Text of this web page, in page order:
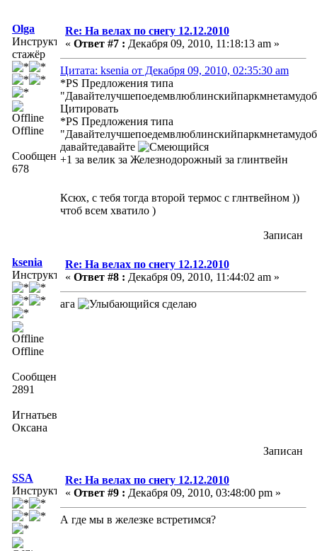
Olga
Инструктор-
стажёр
Offline
Сообщений:
678
Re: На велах по снегу 12.12.2010
« Ответ #7 : Декабря 09, 2010, 11:18:13 am »
Цитата: ksenia от Декабря 09, 2010, 02:35:30 am
*PS Предложения типа
Цитировать
*PS Предложения типа
давайтедавайте
+1 за велик за Железнодорожный за глинтвейн
Ксюх, с тебя тогда второй термос с глнтвейном ))
чтоб всем хватило )
Записан
ksenia
Инструктор
Offline
Сообщений:
2891
Игнатьева
Оксана
Re: На велах по снегу 12.12.2010
« Ответ #8 : Декабря 09, 2010, 11:44:02 am »
ага сделаю
Записан
SSA
Инструктор
Re: На велах по снегу 12.12.2010
« Ответ #9 : Декабря 09, 2010, 03:48:00 pm »
А где мы в железке встретимся?